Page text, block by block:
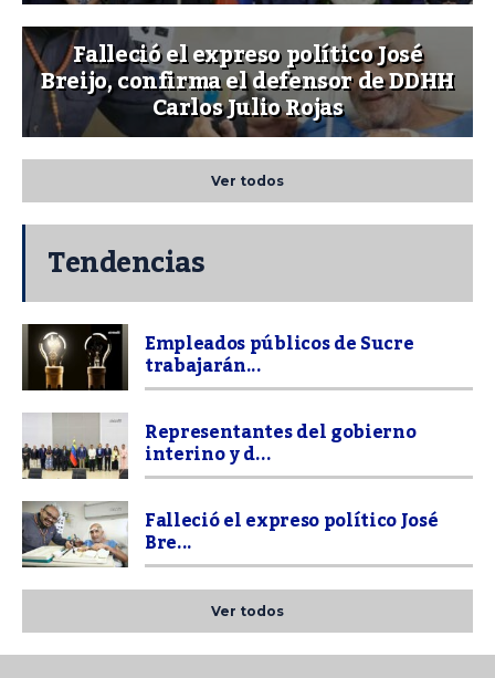
Falleció el expreso político José
Breijo, confirma el defensor de DDHH
Carlos Julio Rojas
Ver todos
Tendencias
Empleados públicos de Sucre
trabajarán...
Representantes del gobierno
interino y d...
Falleció el expreso político José
Bre...
Ver todos